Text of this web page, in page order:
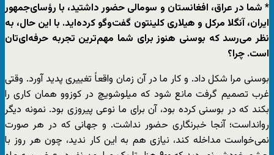
* شما در عراق، افغانستان و سومالی حضور داشتید، با رؤسای‌جمهور
ایران، آنگلا مرکل و هیلاری کلینتون گفت‌وگو کرده‌اید. با این حال، به
نظر می‌رسد که بوسنی هنوز برای شما مهم‌ترین تجربه حرفه‌ای‌تان
است. چرا؟
بوسنی مرا شکل داد. و کار ما در آن زمان واقعاً تغییری پدید آورد. وقتی
غرب تصمیم گرفت مانع شود که میلوشویچ در کوزوو همان کاری را
بکند که در بوسنی کرده بود، آن برای ما نوعی پیروزی بود. نمونه دیگر
روانداست؛ آنجا خبرنگاری حضور نداشت. و جهانی که در هر صورت
نمی‌خواست مداخله کند، نیازی هم به این کار ندید، چون هر روز با